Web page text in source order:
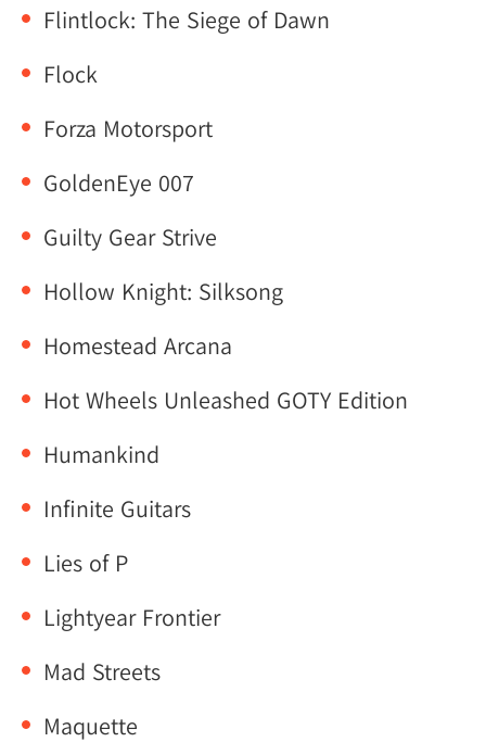
Flintlock: The Siege of Dawn
Flock
Forza Motorsport
GoldenEye 007
Guilty Gear Strive
Hollow Knight: Silksong
Homestead Arcana
Hot Wheels Unleashed GOTY Edition
Humankind
Infinite Guitars
Lies of P
Lightyear Frontier
Mad Streets
Maquette